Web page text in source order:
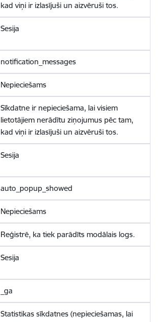
kad viņi ir izlasījuši un aizvēruši tos.
Sesija
notification_messages
Nepieciešams
Sīkdatne ir nepieciešama, lai visiem
lietotājiem nerādītu ziņojumus pēc tam,
kad viņi ir izlasījuši un aizvēruši tos.
Sesija
auto_popup_showed
Nepieciešams
Reģistrē, ka tiek parādīts modālais logs.
Sesija
_ga
Statistikas sīkdatnes (nepieciešamas, lai